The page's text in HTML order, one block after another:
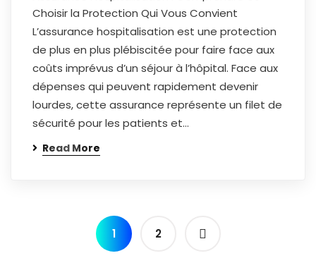
Choisir la Protection Qui Vous Convient
L’assurance hospitalisation est une protection
de plus en plus plébiscitée pour faire face aux
coûts imprévus d’un séjour à l’hôpital. Face aux
dépenses qui peuvent rapidement devenir
lourdes, cette assurance représente un filet de
sécurité pour les patients et…
Read More
1 2